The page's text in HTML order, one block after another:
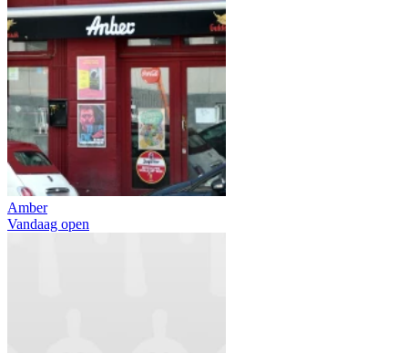
Amber
Vandaag open